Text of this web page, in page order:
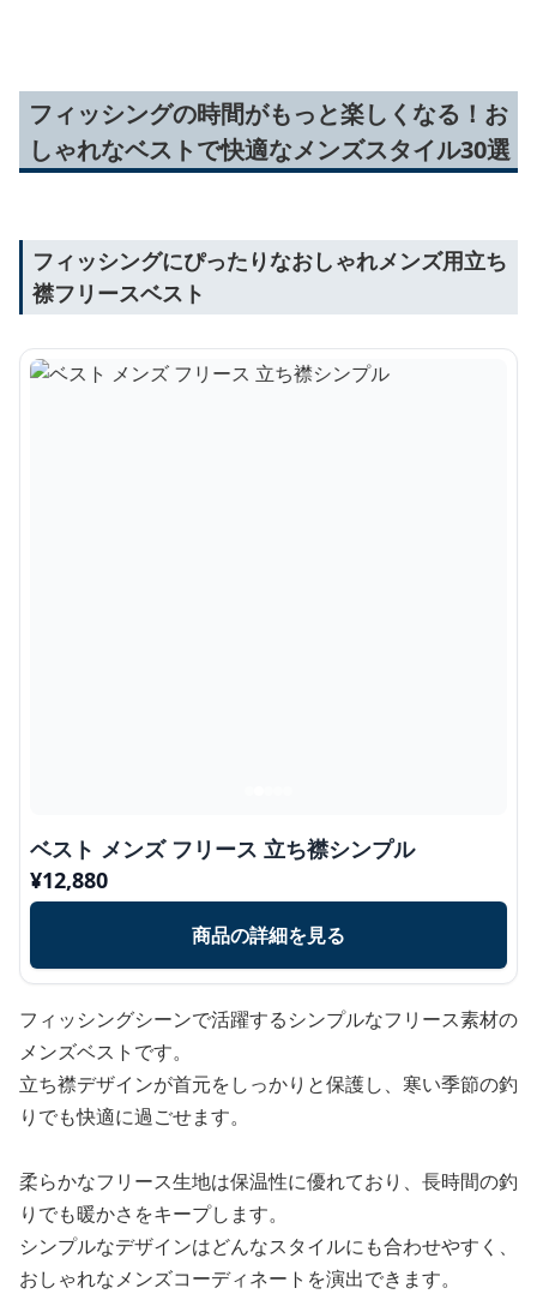
フィッシングの時間がもっと楽しくなる！お
しゃれなベストで快適なメンズスタイル30選
フィッシングにぴったりなおしゃれメンズ用立ち
襟フリースベスト
ベスト メンズ フリース 立ち襟シンプル
¥12,880
商品の詳細を見る
フィッシングシーンで活躍するシンプルなフリース素材の
メンズベストです。
立ち襟デザインが首元をしっかりと保護し、寒い季節の釣
りでも快適に過ごせます。
柔らかなフリース生地は保温性に優れており、長時間の釣
りでも暖かさをキープします。
シンプルなデザインはどんなスタイルにも合わせやすく、
おしゃれなメンズコーディネートを演出できます。